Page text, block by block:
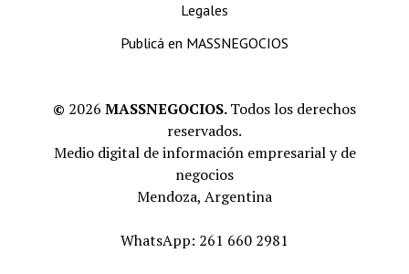
Legales
Publicá en MASSNEGOCIOS
© 2026 MASSNEGOCIOS.Todos los derechos
reservados.
Medio digital de información empresarial y de
negocios
Mendoza, Argentina
WhatsApp: 261 660 2981